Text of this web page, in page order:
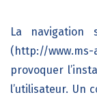
La
(http://www.ms-
provoquer
l’utilisateur. Un